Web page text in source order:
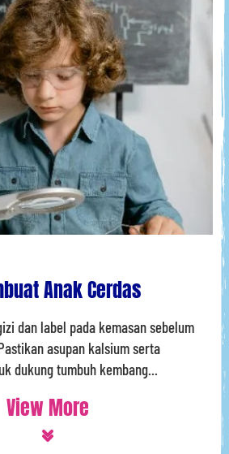
Anak Cerdas
dan label pada kemasan sebelum
asupan kalsium serta
dukung tumbuh kembang...
View More